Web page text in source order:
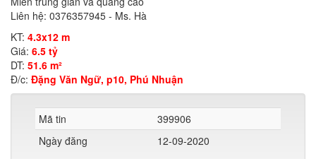
Liên hệ: 0376357945 - Ms. Hà
KT: 4.3x12 m
Giá: 6.5 tỷ
DT: 51.6 m²
Đ/c: Đặng Văn Ngữ, p10, Phú Nhuận
Mã tin
399906
Ngày đăng
12-09-2020